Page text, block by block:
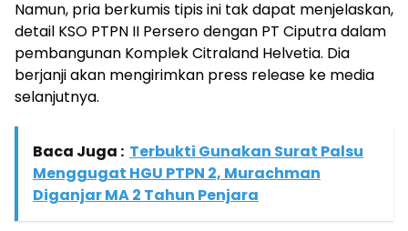
Namun, pria berkumis tipis ini tak dapat menjelaskan,
detail KSO PTPN II Persero dengan PT Ciputra dalam
pembangunan Komplek Citraland Helvetia. Dia
berjanji akan mengirimkan press release ke media
selanjutnya.
Baca Juga : Terbukti Gunakan Surat Palsu
Menggugat HGU PTPN 2, Murachman
Diganjar MA 2 Tahun Penjara